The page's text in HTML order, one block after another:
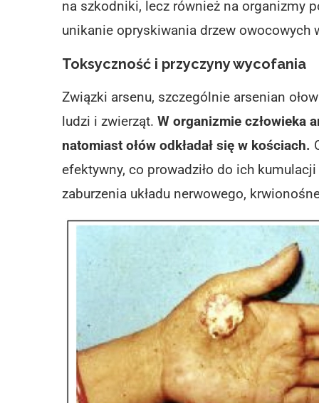
na szkodniki, lecz również na organizmy
unikanie opryskiwania drzew owocowych
Toksyczność i przyczyny wycofania
Związki arsenu, szczególnie arsenian
ludzi i zwierząt. W organizmie człowieka
natomiast ołów odkładał się w kościach.
efektywny, co prowadziło do ich kumulacji
zaburzenia układu nerwowego,